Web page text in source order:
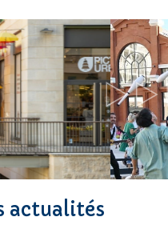
actualités